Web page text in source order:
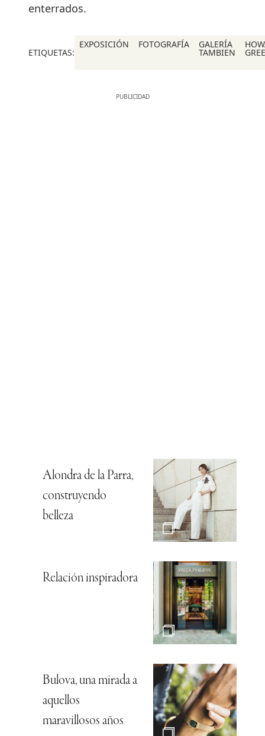
enterrados.
ETIQUETAS:
EXPOSICIÓN FOTOGRAFÍA GALERÍA
TAMBIEN
Alondra de la Parra,
construyendo
belleza
Relación inspiradora
Bulova, una mirada a
aquellos
maravillosos años